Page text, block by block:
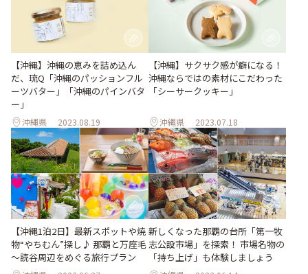
【沖縄】沖縄の恵みを詰め込ん
だ、琉Q「沖縄のパッションフル
ーツバター」「沖縄のパインバタ
ー」
沖縄県 2023.08.19
【沖縄】サクサク感が癖になる！
沖縄ならではの素材にこだわった
「シーサークッキー」
沖縄県 2023.07.18
【沖縄1泊2日】最新スポットや焼
物“やちむん”探し♪ 那覇と万座毛
～読谷周辺をめぐる旅行プラン
新しくなった那覇の台所「第一牧
志公設市場」を探索！ 市場名物の
「持ち上げ」も体験しましょう